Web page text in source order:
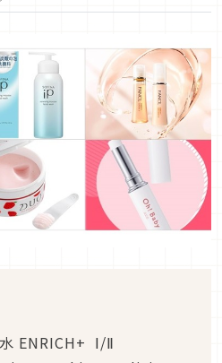
ENRICH+ Ⅰ/Ⅱ